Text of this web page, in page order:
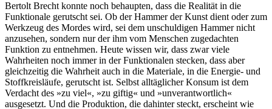
Bertolt Brecht konnte noch behaupten, dass die Realität in die
Funktionale gerutscht sei. Ob der Hammer der Kunst dient oder zum
Werkzeug des Mordes wird, sei dem unschuldigen Hammer nicht
anzusehen, sondern nur der ihm vom Menschen zugedachten
Funktion zu entnehmen. Heute wissen wir, dass zwar viele
Wahrheiten noch immer in der Funktionalen stecken, dass aber
gleichzeitig die Wahrheit auch in die Materiale, in die Energie- und
Stoffkreisläufe, gerutscht ist. Selbst alltäglicher Konsum ist dem
Verdacht des »zu viel«, »zu giftig« und »unverantwortlich«
ausgesetzt. Und die Produktion, die dahinter steckt, erscheint wie